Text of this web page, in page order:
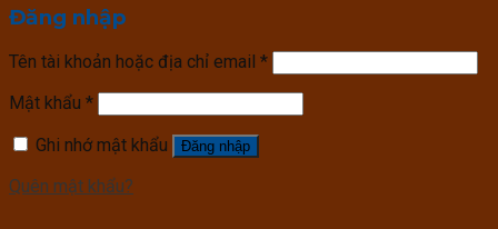
Đăng nhập
Tên tài khoản hoặc địa chỉ email *
Mật khẩu *
Ghi nhớ mật khẩu
Đăng nhập
Quên mật khẩu?